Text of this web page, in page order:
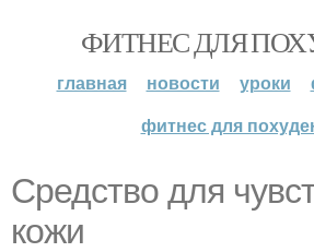
ФИТНЕС ДЛЯ
главная новости уроки
фитнес для
Средство для
кожи